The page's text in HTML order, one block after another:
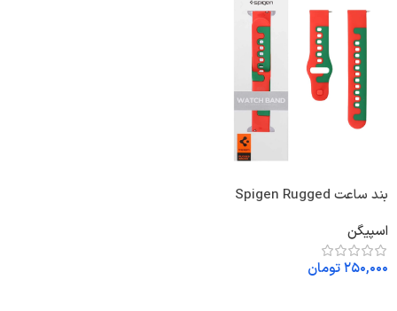
بند ساعت Spigen Rugged
1572554
اسپیگن
۲۵۰,۰۰۰تومان